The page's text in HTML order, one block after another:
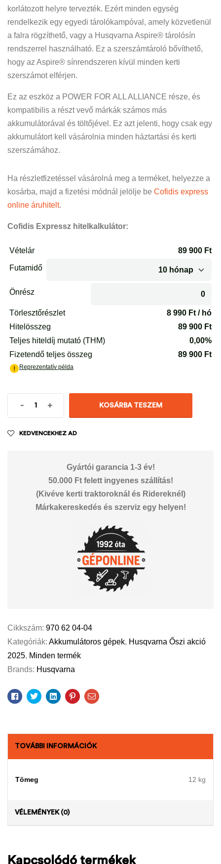
korlátozott helyre tervezték. Ezért minden egység
rendelkezik egy egyedi tárolókampóval, amely közvetlenül
a falra rögzíthető, vagy a Husqvarna Aspire® tárolósín
rendszerrel használható. Ez a szerszámtároló bővíthető,
hogy az Aspire® sínrendszeren kívül minden kerti
szerszámot elférjen.
Ez az eszköz a POWER FOR ALL ALLIANCE része, és
kompatibilis a részt vevő márkák számos más
akkumulátorával és töltőjével. Ez azt jelenti, hogy csak egy
akkumulátort kell vásárolnia minden háztartási és kerti
szerszámához.
Ha részletfizetéssel vásárolná meg a terméket, helyezze a
kosárba, majd a fizetési módnál jelölje be Cofidis express
online áruhitelt.
Cofidis Expressz hitelkalkulátor:
- + KOSÁRBA TESZEM
KEDVENCEKHEZ AD
Gyártói garancia 1-3 év!
50.000 Ft felett ingyenes szállítás!
(Kivéve kerti traktoroknál és Ridereknél)
Márkakereskedés és szerviz egy helyen!
Cikkszám: 970 62 04-04
Kategóriák: Akkumulátoros gépek, Husqvarna Őszi akció
2025, Minden termék
Brands: Husqvarna
Facebook
TwitterLinkedinPinterestEmail
TOVÁBBI INFORMÁCIÓK
Tömeg 12 kg
VÉLEMÉNYEK (0)
Kapcsolódó termékek